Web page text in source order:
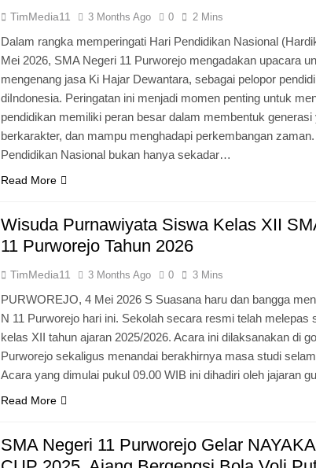
TimMedia11 3 Months Ago 0 2 Mins
Dalam rangka memperingati Hari Pendidikan Nasional
Mei 2026, SMA Negeri 11 Purworejo mengadakan upacara
mengenang jasa Ki Hajar Dewantara, sebagai pelopor
diIndonesia. Peringatan ini menjadi momen penting untuk
pendidikan memiliki peran besar dalam membentuk generasi
berkarakter, dan mampu menghadapi perkembangan
Pendidikan Nasional bukan hanya sekadar…
Read More
Wisuda Purnawiyata Siswa Kelas XII
11 Purworejo Tahun 2026
TimMedia11 3 Months Ago 0 3 Mins
PURWOREJO, 4 Mei 2026 S Suasana haru dan bangga
N 11 Purworejo hari ini. Sekolah secara resmi telah melepas
kelas XII tahun ajaran 2025/2026. Acara ini dilaksanakan di
Purworejo sekaligus menandai berakhirnya masa studi
Acara yang dimulai pukul 09.00 WIB ini dihadiri oleh jajaran
Read More
SMA Negeri 11 Purworejo Gelar